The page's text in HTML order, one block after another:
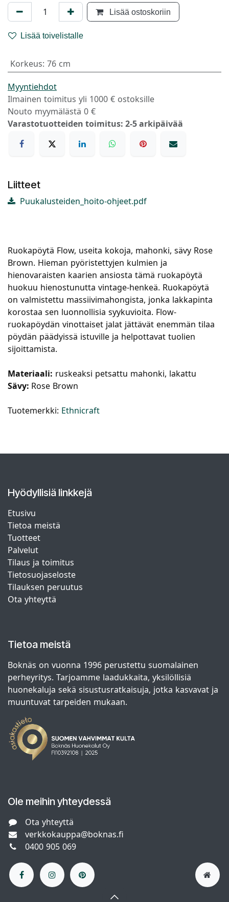
Lisää ostoskoriin
Lisää toivelistalle
Korkeus: 76 cm
Myyntiehdot
Ilmainen toimitus yli 1000 € ostoksille
Nouto myymälästä 0 €
Varastotuotteiden toimitus: 2-5 arkipäivää
Liitteet
Puukalusteiden_hoito-ohjeet.pdf
Ruokapöytä Flow, useita kokoja, mahonki, sävy Rose
Brown. Hieman pyöristettyjen kulmien ja
hienovaraisten kaarien ansiosta tämä ruokapöytä
huokuu hienostunutta vintage-henkeä. Ruokapöytä
on valmistettu massiivimahongista, jonka lakkapinta
korostaa sen luonnollisia syykuvioita. Flow-
ruokapöydän vinottaiset jalat jättävät enemmän tilaa
pöydän päädyissä istuville ja helpottavat tuolien
sijoittamista.
Materiaali: ruskeaksi petsattu mahonki, lakattu
Sävy: Rose Brown
Tuotemerkki: Ethnicraft
Hyödyllisiä linkkejä
Etusivu
Tietoa meistä
Tuotteet
Palvelut
Tilaus ja toimitus
Tietosuojaseloste
Tilauksen peruutus
Ota yhteyttä
Tietoa meistä
Boknäs on vuonna 1996 perustettu suomalainen
perheyritys. Tarjoamme laadukkaita, yksilöllisiä
huonekaluja sekä sisustusratkaisuja, jotka kasvavat ja
muuntuvat tarpeiden mukaan.
Ole meihin yhteydessä
Ota yhteyttä
verkkokauppa@boknas.fi
0400 905 069